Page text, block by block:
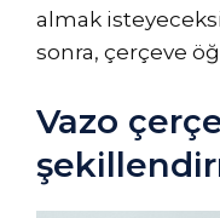
almak
sonra, çerçeve
Vazo